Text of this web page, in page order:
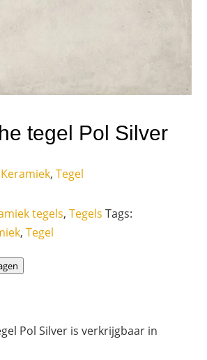
tegel Pol Silver
Keramiek,Tegel
tegels,Tegels Tags:
,Tegel
Pol Silver is verkrijgbaar in